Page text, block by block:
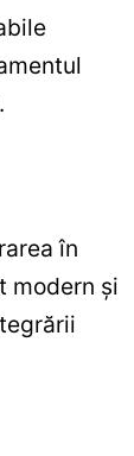
în
modern și